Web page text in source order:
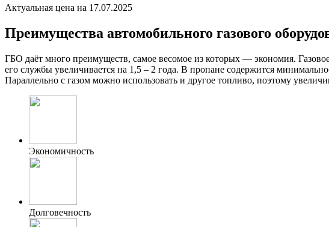
Актуальная цена на 17.07.2025
Преимущества автомобильного газового
ГБО даёт много преимуществ, самое весомое из которых — экономия.
его службы увеличивается на 1,5 – 2 года. В пропане содержится
Параллельно с газом можно использовать и другое топливо, поэтому
Экономичность
Долговечность